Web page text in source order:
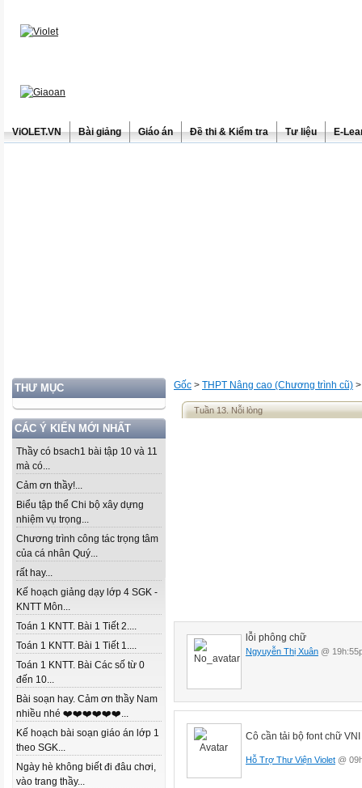
ViOLET.VN Bài giảng Giáo án Đề thi & Kiểm tra Tư liệu E-
THƯ MỤC
CÁC Ý KIẾN MỚI NHẤT
Thầy có bsach1 bài tập 10 và 11
mà có...
Cảm ơn thầy!...
Biểu tập thể Chi bộ xây dựng
nhiệm vụ trọng...
Chương trình công tác trọng tâm
của cá nhân Quý...
rất hay...
Kế hoạch giảng dạy lớp 4 SGK -
KNTT Môn...
Toán 1 KNTT. Bài 1 Tiết 2....
Toán 1 KNTT. Bài 1 Tiết 1....
Toán 1 KNTT. Bài Các số từ 0
đến 10...
Bài soạn hay. Cảm ơn thầy Nam
nhiều nhé ❤️❤️❤️❤️❤️❤️...
Kế hoạch bài soạn giáo án lớp 1
theo SGK...
Ngày hè không biết đi đâu chơi,
vào trang thầy...
Gốc > THPT Nâng cao (Chương trình cũ)
Tuần 13. Nỗi lòng
lỗi phông chữ
Ngyuyễn Thị Xuân @
Cô cần tải bộ font chữ
Hỗ Trợ Thư Viện Violet @